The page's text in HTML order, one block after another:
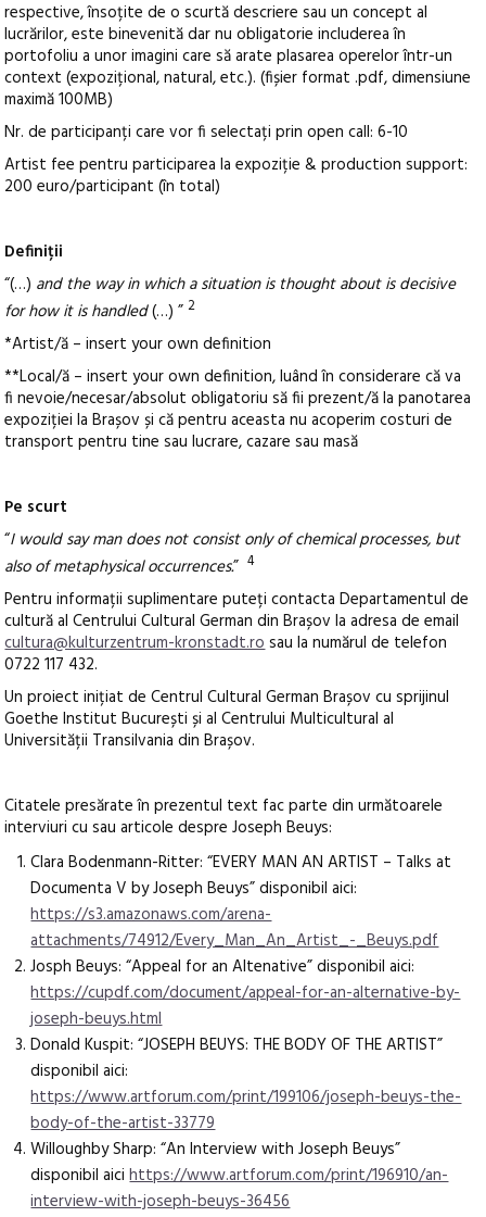
respective, însoțite de o scurtă descriere sau un concept al
lucrărilor, este binevenită dar nu obligatorie includerea în
portofoliu a unor imagini care să arate plasarea operelor într-un
context (expozițional, natural, etc.). (fișier format .pdf, dimensiune
maximă 100MB)
Nr. de participanți care vor fi selectați prin open call: 6-10
Artist fee pentru participarea la expoziție & production support:
200 euro/participant (în total)
Definiții
“(…) and the way in which a situation is thought about is decisive
for how it is handled(…) ”2
*Artist/ă – insert your own definition
**Local/ă – insert your own definition, luând în considerare că va
fi nevoie/necesar/absolut obligatoriu să fii prezent/ă la panotarea
expoziției la Brașov și că pentru aceasta nu acoperim costuri de
transport pentru tine sau lucrare, cazare sau masă
Pe scurt
“I would say man does not consist only of chemical processes, but
also of metaphysical occurrences.”4
Pentru informații suplimentare puteți contacta Departamentul de
cultură al Centrului Cultural German din Brașov la adresa de email
cultura@kulturzentrum-kronstadt.rosau la numărul de telefon
0722 117 432.
Un proiect inițiat de Centrul Cultural German Brașov cu sprijinul
Goethe Institut București și al Centrului Multicultural al
Universității Transilvania din Brașov.
Citatele presărate în prezentul text fac parte din următoarele
interviuri cu sau articole despre Joseph Beuys:
Clara Bodenmann-Ritter: “EVERY MAN AN ARTIST – Talks at
Documenta V by Joseph Beuys” disponibil aici:
https://s3.amazonaws.com/arena-
attachments/74912/Every_Man_An_Artist_-_Beuys.pdf
Josph Beuys: “Appeal for an Altenative” disponibil aici:
https://cupdf.com/document/appeal-for-an-alternative-by-
joseph-beuys.html
Donald Kuspit: “JOSEPH BEUYS: THE BODY OF THE ARTIST”
disponibil aici:
https://www.artforum.com/print/199106/joseph-beuys-the-
body-of-the-artist-33779
Willoughby Sharp: “An Interview with Joseph Beuys”
disponibil aicihttps://www.artforum.com/print/196910/an-
interview-with-joseph-beuys-36456